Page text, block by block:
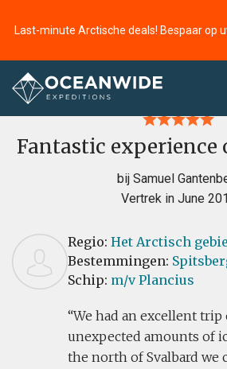
Last-minute Arctische deals! Bespaar op
Home
Fantastic experience
bij Samuel
Vertrek in June
Regio: Het Arctisch
Bestemmingen:
Schip: m/v Plancius
We had an excellent trip
unexpected amounts of
the north of Svalbard we